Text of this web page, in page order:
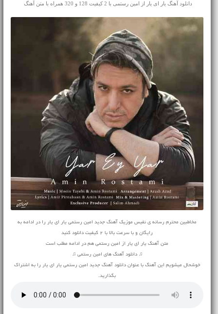
دانلود آهنگ یار ای یار از امین رستمی با 2 کیفیت 128 و 320 همراه با متن آهنگ
مخاطبین محترم رسانه ی نفیس موزیک آهنگ جدید امین رستمی یار ای یار را در ادامه به
رایگان و با سرعت بالا با 2 کیفیت دانلود کنید
متن آهنگ یار ای یار از امین رستمی هم در ادامه مطلب است
♫ دانلود آهنگ های امین رستمی ♫
خوشحال میشویم این آهنگ با عنوان دانلود آهنگ جدید امین رستمی یار ای یار را به اشتراک
بگذارید.